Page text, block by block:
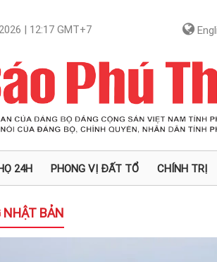
| 12:17 GMT+7
24H PHONG VỊ ĐẤT TỔ CHÍNH TRỊ
BẢN